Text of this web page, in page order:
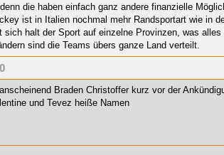
die haben einfach ganz andere finanzielle
ist in Italien nochmal mehr Randsportart wie in
sich halt der Sport auf einzelne Provinzen, was
sind die Teams übers ganze Land verteilt.
0
Braden Christoffer kurz vor der
und Tevez heiße Namen